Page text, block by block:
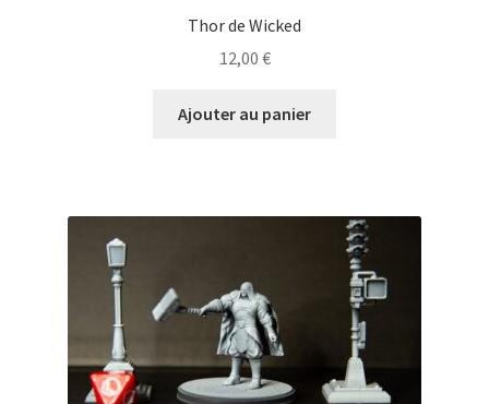
Thor de Wicked
12,00 €
Ajouter au panier